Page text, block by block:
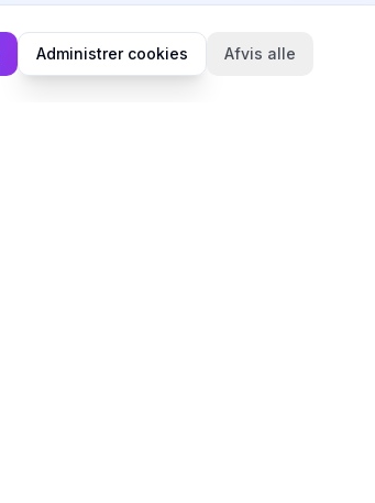
Administrer cookies Afvis alle